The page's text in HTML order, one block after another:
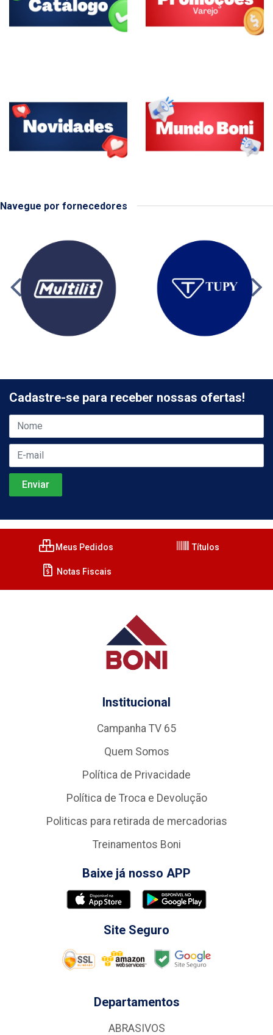
Navegue por fornecedores
Cadastre-se para receber nossas ofertas!
Meus Pedidos Títulos
Notas Fiscais
Institucional
Campanha TV 65
Quem Somos
Política de Privacidade
Política de Troca e Devolução
Politicas para retirada de mercadorias
Treinamentos Boni
Baixe já nosso APP
Site Seguro
Departamentos
ABRASIVOS